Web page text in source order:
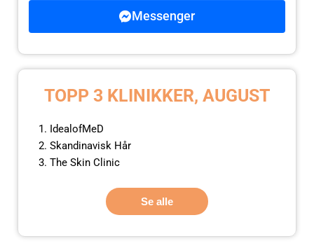
Messenger
TOPP 3 KLINIKKER, AUGUST
IdealofMeD
Skandinavisk Hår
The Skin Clinic
Se alle